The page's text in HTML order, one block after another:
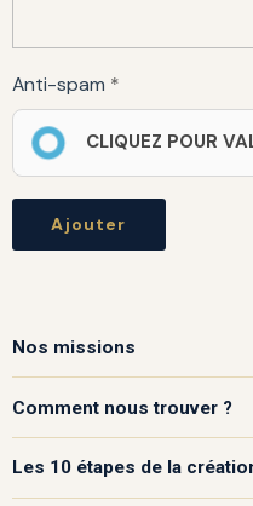
Anti-spam
CLIQUEZ POUR
Ajouter
Nos missions
Comment nous trouver ?
Les 10 étapes de la